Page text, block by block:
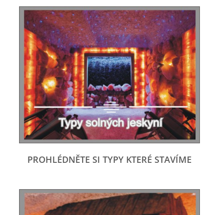
PROHLÉDNĚTE SI TYPY KTERÉ STAVÍME